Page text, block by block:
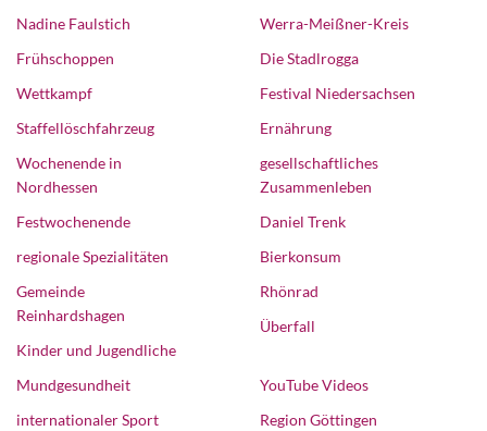
Nadine Faulstich
Frühschoppen
Wettkampf
Staffellöschfahrzeug
Wochenende in
Nordhessen
Festwochenende
regionale Spezialitäten
Gemeinde
Reinhardshagen
Kinder und Jugendliche
Werra-Meißner-Kreis
Die Stadlrogga
Festival Niedersachsen
Ernährung
gesellschaftliches
Zusammenleben
Daniel Trenk
Bierkonsum
Rhönrad
Überfall
Mundgesundheit
internationaler Sport
YouTube Videos
Region Göttingen